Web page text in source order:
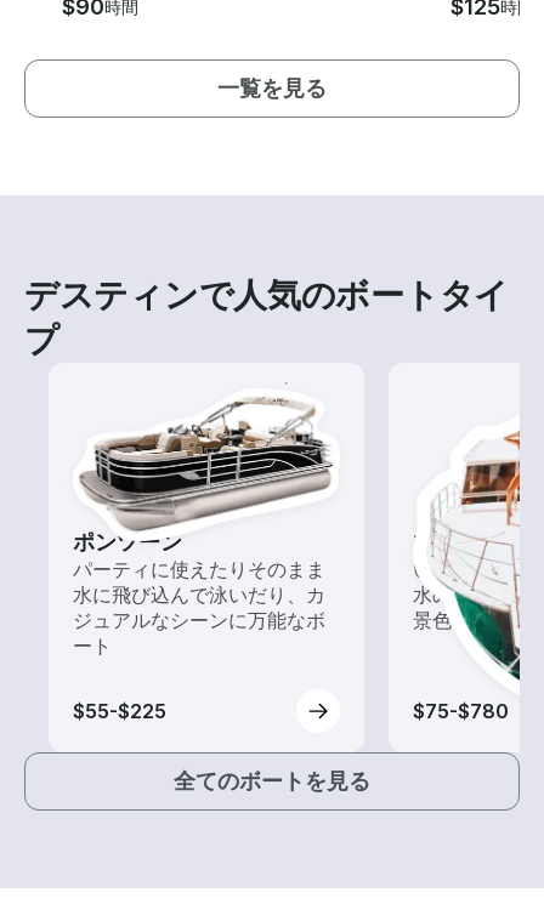
$90時間 $125時間
一覧を見る
デスティンで人気のボートタイ
プ
ポンツーン
パーティに使えたりそのまま
水に飛び込んで泳いだり、カ
ジュアルなシーンに万能なボ
ート
$55-$225
ツアー
いろんな再発
水の上から眺
景色を楽しも
$75-$780
全てのボートを見る